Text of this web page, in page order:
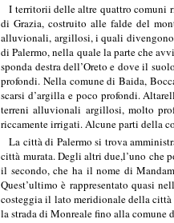
I territorii delle altre quattro comuni
di Grazia, costruito alle falde del
alluvionali, argillosi, i quali divengono
di Palermo, nella quale la parte che
sponda destra dell’Oreto e dove il
profondi. Nella comune di Baida,
scarsi d’argilla e poco profondi.
terreni alluvionali argillosi, molto
riccamente irrigati. Alcune parti della
La città di Palermo si trova
città murata. Degli altri due,l’uno che
il secondo, che ha il nome di
Quest’ultimo è rappresentato quasi
costeggia il lato meridionale della
la strada di Monreale fino alla comune